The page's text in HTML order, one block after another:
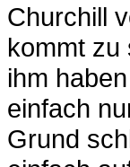
Churchill
kommt zu
ihm
einfach
Grund